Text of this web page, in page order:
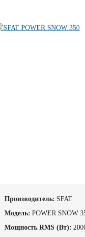
Производитель: SFAT
Модель: POWER SNOW
Мощность RMS (Вт):